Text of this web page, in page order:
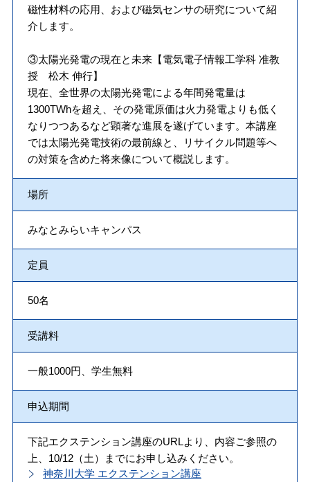
磁性材料の応用、および磁気センサの研究について紹
介します。
③太陽光発電の現在と未来【電気電子情報工学科 准教
授 松木 伸行】
現在、全世界の太陽光発電による年間発電量は
1300TWhを超え、その発電原価は火力発電よりも低く
なりつつあるなど顕著な進展を遂げています。本講座
では太陽光発電技術の最前線と、リサイクル問題等へ
の対策を含めた将来像について概説します。
場所
みなとみらいキャンパス
定員
50名
受講料
一般1000円、学生無料
申込期間
下記エクステンション講座のURLより、内容ご参照の
上、10/12（土）までにお申し込みください。
神奈川大学 エクステンション講座